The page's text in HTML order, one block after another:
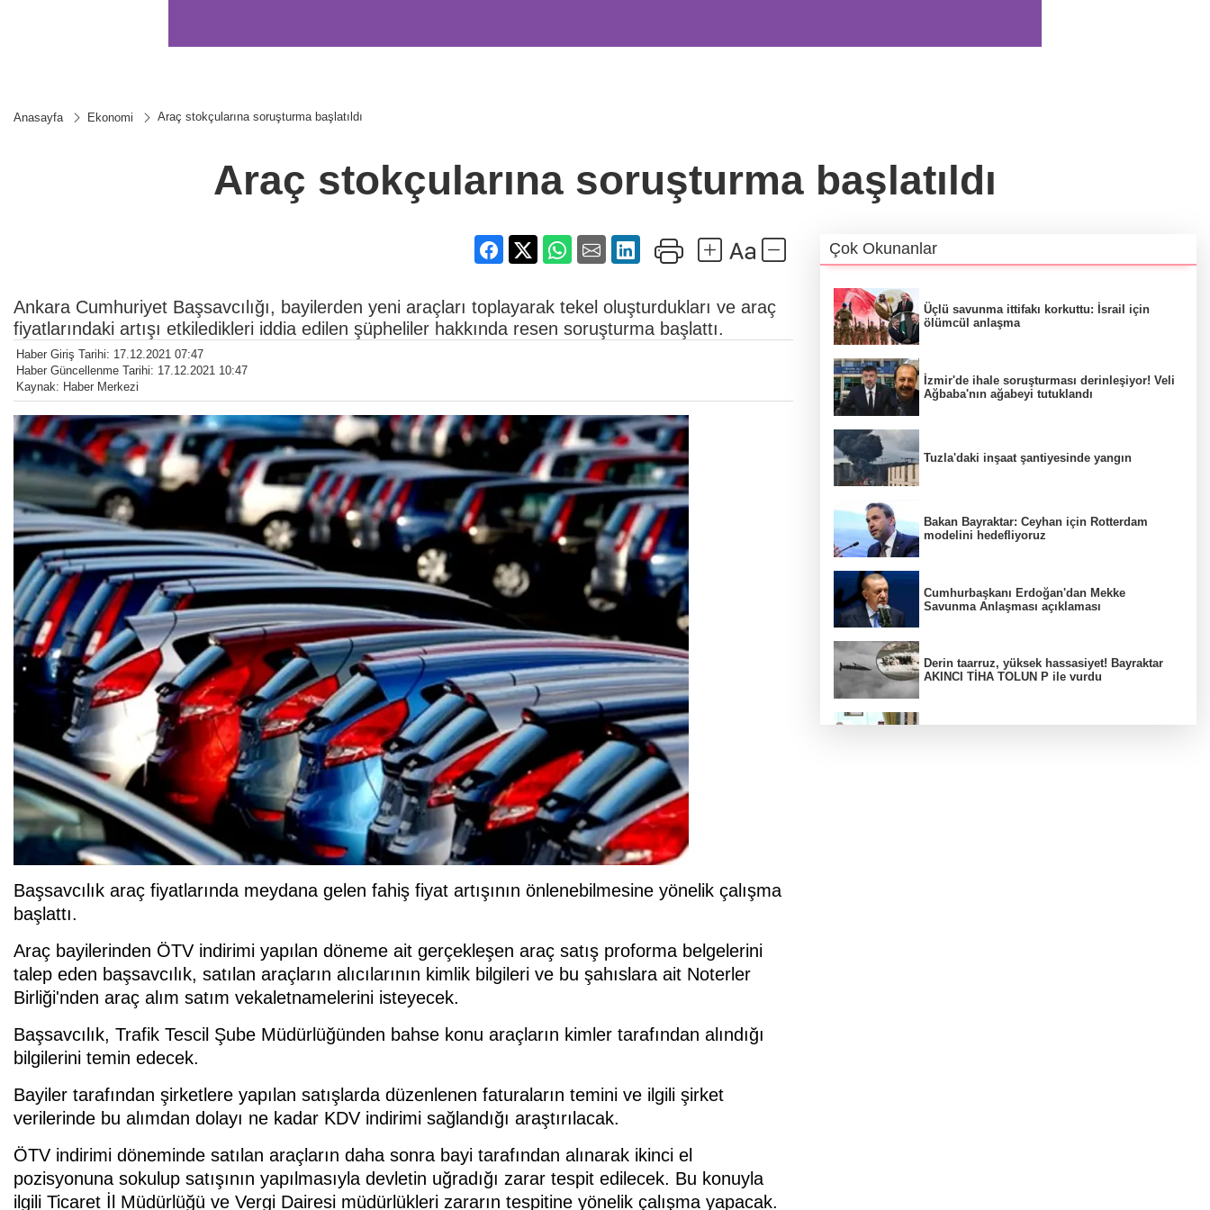
Anasayfa Ekonomi Araç stokçularına soruşturma başlatıldı
Araç stokçularına soruşturma başlatıldı
Ankara Cumhuriyet Başsavcılığı, bayilerden yeni araçları toplayarak tekel oluşturdukları ve araç
fiyatlarındaki artışı etkiledikleri iddia edilen şüpheliler hakkında resen soruşturma başlattı.
Haber Giriş Tarihi: 17.12.2021 07:47
Haber Güncellenme Tarihi: 17.12.2021 10:47
Kaynak: Haber Merkezi
Başsavcılık araç fiyatlarında meydana gelen fahiş fiyat artışının önlenebilmesine yönelik çalışma
başlattı.
Araç bayilerinden ÖTV indirimi yapılan döneme ait gerçekleşen araç satış proforma belgelerini
talep eden başsavcılık, satılan araçların alıcılarının kimlik bilgileri ve bu şahıslara ait Noterler
Birliği'nden araç alım satım vekaletnamelerini isteyecek.
Başsavcılık, Trafik Tescil Şube Müdürlüğünden bahse konu araçların kimler tarafından alındığı
bilgilerini temin edecek.
Bayiler tarafından şirketlere yapılan satışlarda düzenlenen faturaların temini ve ilgili şirket
verilerinde bu alımdan dolayı ne kadar KDV indirimi sağlandığı araştırılacak.
ÖTV indirimi döneminde satılan araçların daha sonra bayi tarafından alınarak ikinci el
pozisyonuna sokulup satışının yapılmasıyla devletin uğradığı zarar tespit edilecek. Bu konuyla
ilgili Ticaret İl Müdürlüğü ve Vergi Dairesi müdürlükleri zararın tespitine yönelik çalışma yapacak.
Çok Okunanlar
Üçlü savunma ittifakı korkuttu: İsrail için
ölümcül anlaşma
İzmir'de ihale soruşturması derinleşiyor! Veli
Ağbaba'nın ağabeyi tutuklandı
Tuzla'daki inşaat şantiyesinde yangın
Bakan Bayraktar: Ceyhan için Rotterdam
modelini hedefliyoruz
Cumhurbaşkanı Erdoğan'dan Mekke
Savunma Anlaşması açıklaması
Derin taarruz, yüksek hassasiyet! Bayraktar
AKINCI TİHA TOLUN P ile vurdu